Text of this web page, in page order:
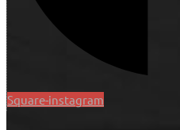
Square-instagram